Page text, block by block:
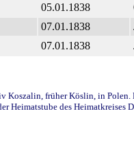
05.01.1838
07.01.1838
07.01.1838
früher Köslin, in
Heimatstube des